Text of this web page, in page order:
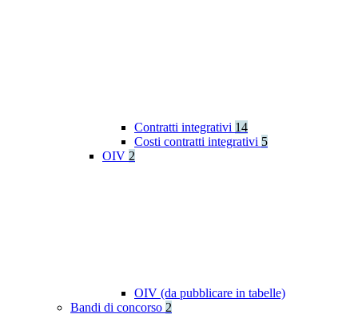
Contratti integrativi 14
Costi contratti integrativi 5
OIV 2
OIV (da pubblicare in tabelle)
Bandi di concorso 2